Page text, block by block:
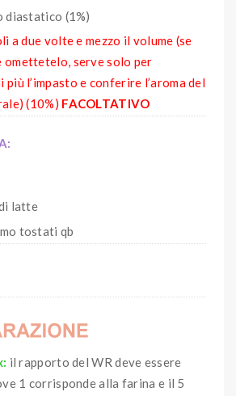
diastatico (1%)
a due volte e mezzo il volume (se
omettetelo, serve solo per
più l’impasto e conferire l’aroma del
(10%) FACOLTATIVO
latte
tostati qb
il rapporto del WR deve essere
1 corrisponde alla farina e il 5